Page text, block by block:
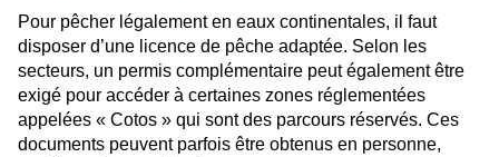
Pour pêcher légalement en eaux continentales, il faut
disposer d’une licence de pêche adaptée. Selon les
secteurs, un permis complémentaire peut également être
exigé pour accéder à certaines zones réglementées
appelées « Cotos » qui sont des parcours réservés. Ces
documents peuvent parfois être obtenus en personne,